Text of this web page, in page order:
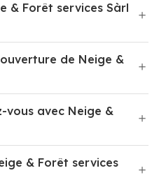
& Forêt services Sàrl
de Neige &
vous avec Neige &
& Forêt services